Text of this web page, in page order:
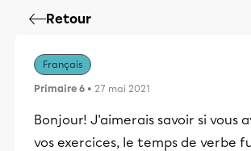
Retour
Français
Primaire 6 • 27 mai 2021
Bonjour! J'aimerais savoir si vous
vos exercices, le temps de verbe